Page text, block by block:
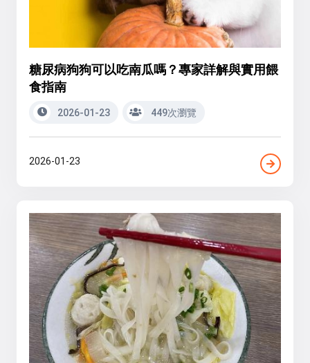
糖尿病狗狗可以吃南瓜嗎？專家詳解與實用餵
食指南
2026-01-23 449次瀏覽
2026-01-23